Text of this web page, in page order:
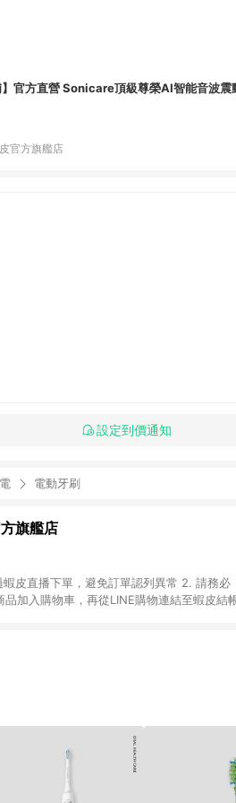
】官方直營 Sonicare頂級尊榮AI智能音波
官方旗艦店
設定到價通知
電動牙刷
旗艦店
皮直播下單，避免訂單認列異常 2. 請務必
加入購物車，再從LINE購物連結至蝦皮結
6. 蝦皮商城之訂單適用於部分點數紅包，
號發送通知。 11. 若使用折價券折抵，可能
蝦皮認列為該LINE用戶導購跳轉時所成立
將可能導致無法收到導購通知，亦可能無法
點數回饋資格：使用非指定之途徑及
若有贈點爭議，請務必於訂單日期+60天